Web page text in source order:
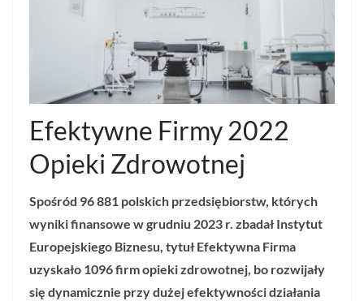
Efektywne Firmy 2022
Opieki Zdrowotnej
Spośród 96 881 polskich przedsiębiorstw, których
wyniki finansowe w grudniu 2023 r. zbadał Instytut
Europejskiego Biznesu, tytuł Efektywna Firma
uzyskało 1096 firm opieki zdrowotnej, bo rozwijały
się dynamicznie przy dużej efektywności działania